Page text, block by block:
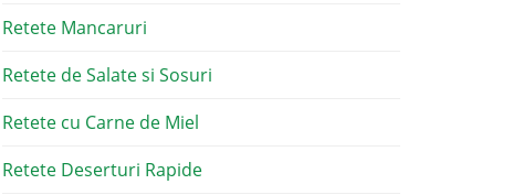
Retete Mancaruri
Retete de Salate si Sosuri
Retete cu Carne de Miel
Retete Deserturi Rapide